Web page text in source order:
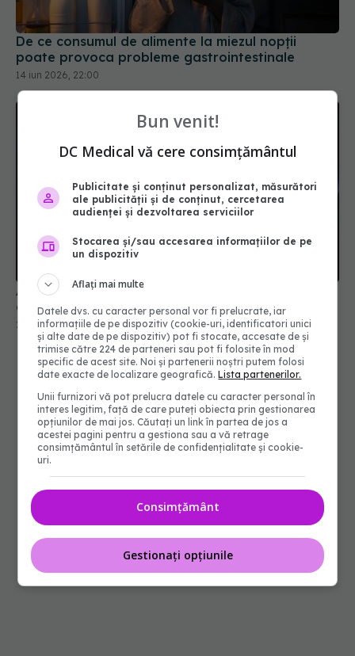
De ce consumul de alimente la miezul nopții
poate provoca probleme gastrointestinale
14 iun 2026, 22:00
Alimentul care protejează colonul. Ce efect au
alimentele lactate asupra intestinului
27 apr 2026, 08:35
Bun venit!
DC Medical vă cere consimțământul
Publicitate și conținut personalizat, măsurători
ale publicității și de conținut, cercetarea
audienței și dezvoltarea serviciilor
Stocarea și/sau accesarea informațiilor de pe
un dispozitiv
Aflați mai multe
Datele dvs. cu caracter personal vor fi prelucrate, iar
informațiile de pe dispozitiv (cookie-uri, identificatori unici
și alte date de pe dispozitiv) pot fi stocate, accesate de și
trimise către 224 de parteneri sau pot fi folosite în mod
specific de acest site. Noi și partenerii noștri putem folosi
date exacte de localizare geografică.Lista partenerilor.
Unii furnizori vă pot prelucra datele cu caracter personal în
interes legitim, față de care puteți obiecta prin gestionarea
opțiunilor de mai jos. Căutați un link în partea de jos a
acestei pagini pentru a gestiona sau a vă retrage
consimțământul în setările de confidențialitate și cookie-
uri.
Consimțământ
Gestionați opțiunile